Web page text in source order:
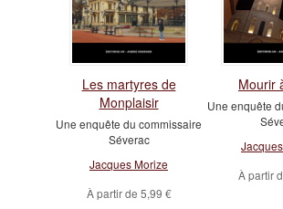
Les martyres de
Monplaisir
Une enquête du commissaire
Séverac
Jacques Morize
À partir de 5,99 €
Mourir
Une enquête
À partir